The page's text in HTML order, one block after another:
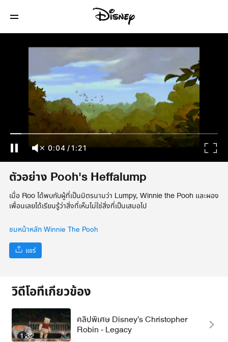
0:04/1:21
ตัวอย่าง Pooh's Heffalump
เมื่อ Roo ได้พบกับผู้ที่เป็นมิตรนามว่า Lumpy, Winnie the Pooh และผอง
เพื่อนเลยได้เรียนรู้ว่าสิ่งที่เห็นไม่ใช่สิ่งที่เป็นเสมอไป
ชมหน้าหลัก Winnie The Pooh
แชร์
วิดีโอที่เกี่ยวข้อง
1:32
คลิปพิเศษ Disney’s Christopher
Robin - Legacy